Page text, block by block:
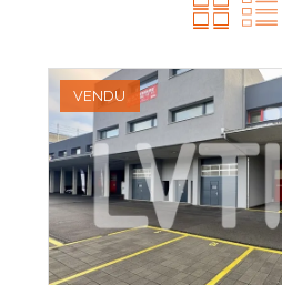
VENDU